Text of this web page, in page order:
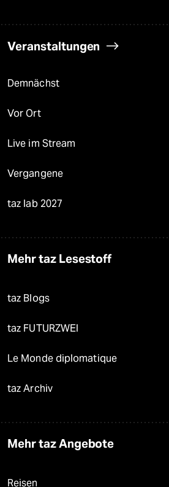
Veranstaltungen
Demnächst
Vor Ort
Live im Stream
Vergangene
taz lab 2027
Mehr taz Lesestoff
taz Blogs
taz FUTURZWEI
Le Monde diplomatique
taz Archiv
Mehr taz Angebote
Reisen